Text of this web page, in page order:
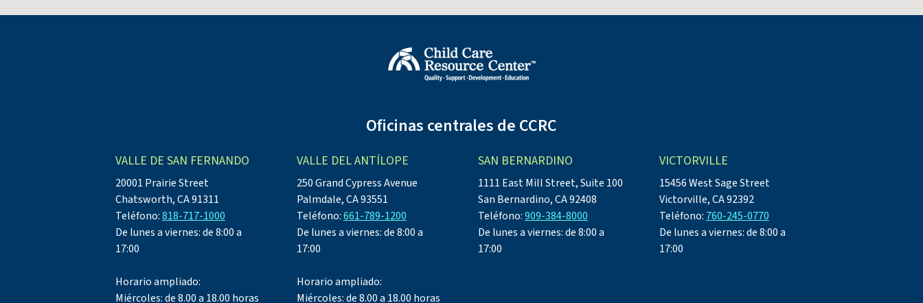
Oficinas centrales de CCRC
VALLE DE SAN FERNANDO
20001 Prairie Street
Chatsworth, CA 91311
Teléfono:818-717-1000
De lunes a viernes: de 8:00 a
17:00
Horario ampliado:
Miércoles: de 8.00 a 18.00 horas
VALLE DEL ANTÍLOPE
250 Grand Cypress Avenue
Palmdale, CA 93551
Teléfono:661-789-1200
De lunes a viernes: de 8:00 a
17:00
Horario ampliado:
Miércoles: de 8.00 a 18.00 horas
SAN BERNARDINO
1111 East Mill Street, Suite 100
San Bernardino, CA 92408
Teléfono:909-384-8000
De lunes a viernes: de 8:00 a
17:00
VICTORVILLE
15456 West Sage Street
Victorville, CA 92392
Teléfono: 760-245-0770
De lunes a viernes: de 8:00 a
17:00